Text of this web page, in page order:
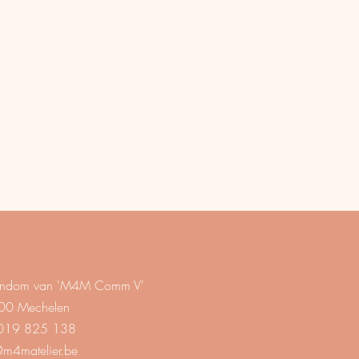
van 'M4M Comm V'
Mechelen
825 138